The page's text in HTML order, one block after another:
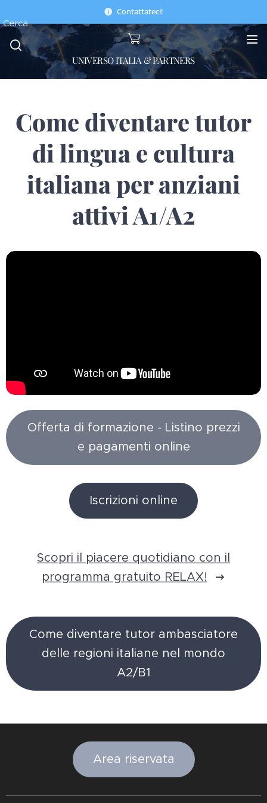
Contattateci!
UNIVERSO ITALIA & PARTNERS
Cerca
Come diventare tutor
di lingua e cultura
italiana per anziani
attivi A1/A2
Offerta di formazione - Listino prezzi
e pagamenti online
Iscrizioni online
Scopri il piacere quotidiano con il
programma gratuito RELAX!
Come diventare tutor ambasciatore
delle regioni italiane nel mondo
A2/B1
Area riservata